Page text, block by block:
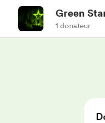
Green
1 donateur